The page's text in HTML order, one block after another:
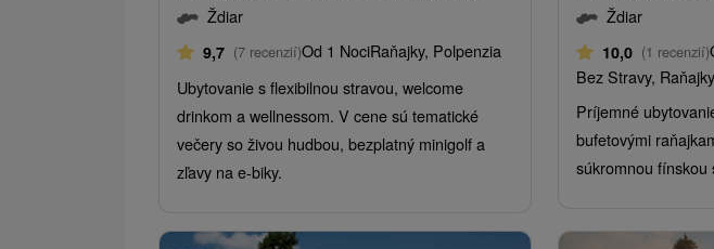
Ždiar
9,7 (7 recenzií)Od 1 NociRaňajky, Polpenzia
Ubytovanie s flexibilnou stravou, welcome
drinkom a wellnessom. V cene sú tematické
večery so živou hudbou, bezplatný minigolf a
zľavy na e-biky.
Ždiar
10,0 (1 recenzií)
Bez Stravy,
Príjemné
bufetovými
súkromnou fínskou